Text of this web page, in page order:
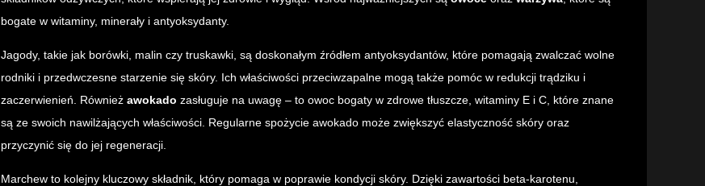
bogate w witaminy, minerały i antyoksydanty.
Jagody, takie jak borówki, malin czy truskawki, są doskonałym źródłem antyoksydantów, które pomagają zwalczać wolne
rodniki i przedwczesne starzenie się skóry. Ich właściwości przeciwzapalne mogą także pomóc w redukcji trądziku i
zaczerwienień. Również awokado zasługuje na uwagę – to owoc bogaty w zdrowe tłuszcze, witaminy E i C, które znane
są ze swoich nawilżających właściwości. Regularne spożycie awokado może zwiększyć elastyczność skóry oraz
przyczynić się do jej regeneracji.
Marchew to kolejny kluczowy składnik, który pomaga w poprawie kondycji skóry. Dzięki zawartości beta-karotenu,